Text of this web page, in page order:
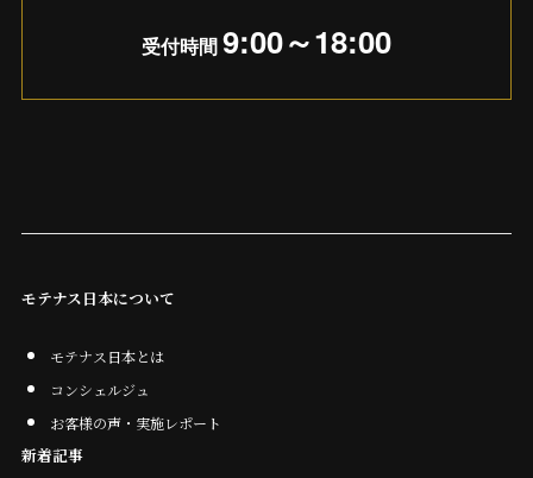
受付時間9:00～18:00
モテナス日本について
モテナス日本とは
コンシェルジュ
お客様の声・実施レポート
新着記事